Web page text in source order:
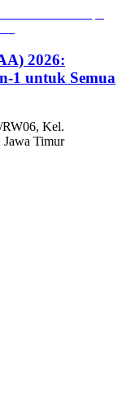
2026:
1 untuk Semua
Kel.
Timur